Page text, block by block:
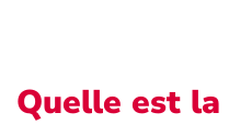
Quelle est